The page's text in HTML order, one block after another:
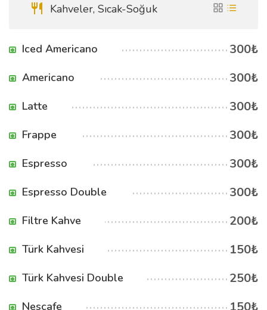
Kahveler, Sıcak-Soğuk
Iced Americano 300₺
Americano 300₺
Latte 300₺
Frappe 300₺
Espresso 300₺
Espresso Double 300₺
Filtre Kahve 200₺
Türk Kahvesi 150₺
Türk Kahvesi Double 250₺
Nescafe 150₺